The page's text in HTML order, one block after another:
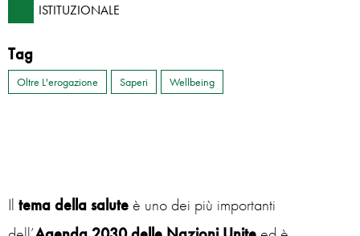
ISTITUZIONALE
Tag
Oltre L'erogazione Saperi Wellbeing
Il tema della salute è uno dei più importanti